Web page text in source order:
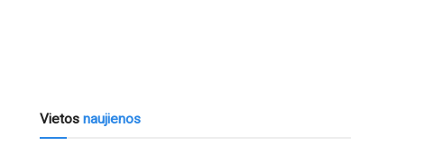
Vietos naujienos